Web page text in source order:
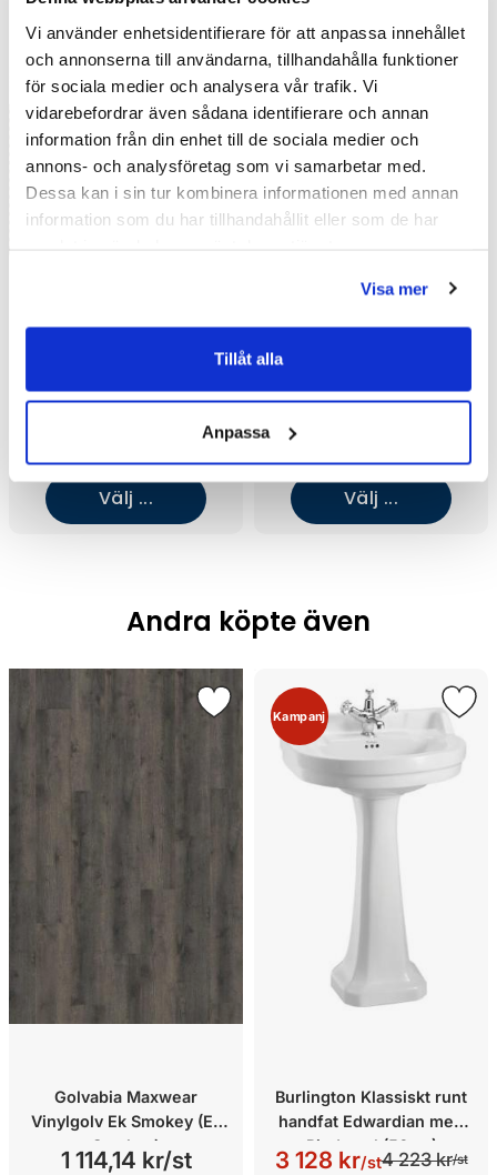
Vi använder enhetsidentifierare för att anpassa innehållet
och annonserna till användarna, tillhandahålla funktioner
för sociala medier och analysera vår trafik. Vi
vidarebefordrar även sådana identifierare och annan
information från din enhet till de sociala medier och
annons- och analysföretag som vi samarbetar med.
Dessa kan i sin tur kombinera informationen med annan
information som du har tillhandahållit eller som de har
Visa mer
Tillåt alla
Anpassa
Stripe Kommod 120x45
41 145 kr/st
Välj ...
Kommod 120x45 med
heltäckande glastvättställ
41 385 kr/st
Välj ...
Andra köpte även
Golvabia Maxwear
Vinylgolv Ek Smokey (Ek
Smokey)
1 114,14 kr/st
Kampanj
Burlington Klassiskt runt
handfat Edwardian med
Piedestal (56cm)
3 128 kr/st4 223 kr/st